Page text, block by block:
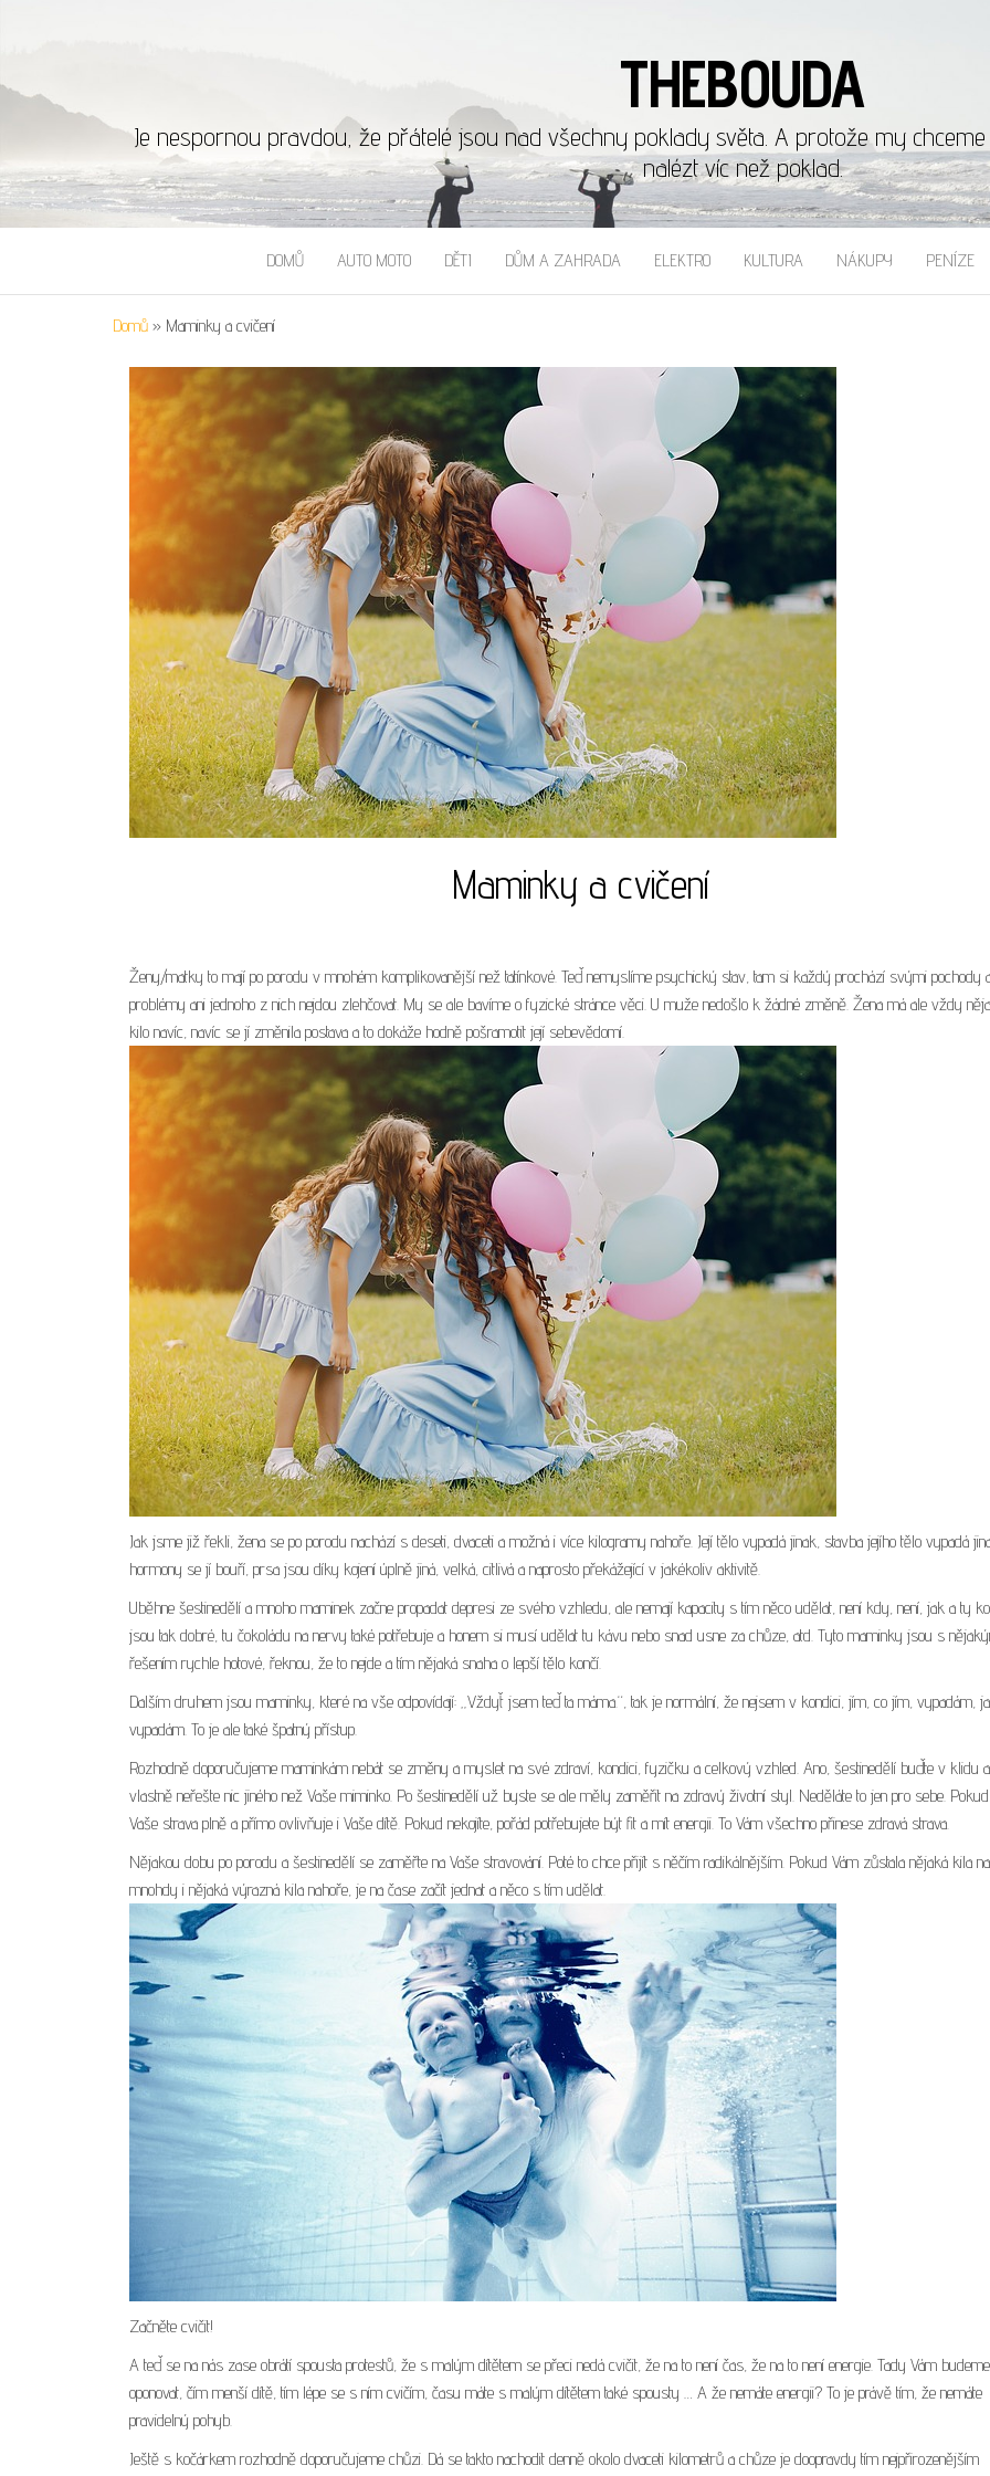
THEBOUDA
Je nespornou pravdou, že přátelé jsou nad všechny poklady světa. A protože my
nalézt víc než poklad.
DOMŮ AUTO MOTO DĚTI DŮM A ZAHRADA ELEKTRO KULTURA NÁKUPY PENÍZE
Domů » Maminky a cvičení
Maminky a cvičení
Ženy/matky to mají po porodu v mnohém komplikovanější než tatínkové. Teď nemyslíme psychický stav, tam si každý prochází svými pochody
problémy ani jednoho z nich nejdou zlehčovat. My se ale bavíme o fyzické stránce věci. U muže nedošlo k žádné změně. Žena má ale vždy
kilo navíc, navíc se jí změnila postava a to dokáže hodně pošramotit její sebevědomí.
Jak jsme již řekli, žena se po porodu nachází s deseti, dvaceti a možná i více kilogramy nahoře. Její tělo vypadá jinak, stavba jejího tělo vypadá
hormony se jí bouří, prsa jsou díky kojení úplně jiná, velká, citlivá a naprosto překážející v jakékoliv aktivitě.
Uběhne šestinedělí a mnoho maminek začne propadat depresi ze svého vzhledu, ale nemají kapacity s tím něco udělat, není kdy, není, jak a ty
jsou tak dobré, tu čokoládu na nervy také potřebuje a honem si musí udělat tu kávu nebo snad usne za chůze, atd. Tyto maminky jsou s
řešením rychle hotové, řeknou, že to nejde a tím nějaká snaha o lepší tělo končí.
Dalším druhem jsou maminky, které na vše odpovídají: „Vždyť jsem teď ta máma.“, tak je normální, že nejsem v kondici, jím, co jím, vypadám,
vypadám. To je ale také špatný přístup.
Rozhodně doporučujeme maminkám nebát se změny a myslet na své zdraví, kondici, fyzičku a celkový vzhled. Ano, šestinedělí buďte v klidu a
vlastně neřešte nic jiného než Vaše miminko. Po šestinedělí už byste se ale měly zaměřit na zdravý životní styl. Neděláte to jen pro sebe.
Vaše strava plně a přímo ovlivňuje i Vaše dítě. Pokud nekojíte, pořád potřebujete být fit a mít energii. To Vám všechno přinese zdravá strava.
Nějakou dobu po porodu a šestinedělí se zaměřte na Vaše stravování. Poté to chce přijít s něčím radikálnějším. Pokud Vám zůstala nějaká kila
mnohdy i nějaká výrazná kila nahoře, je na čase začít jednat a něco s tím udělat.
Začněte cvičit!
A teď se na nás zase obrátí spousta protestů, že s malým dítětem se přeci nedá cvičit, že na to není čas, že na to není energie. Tady Vám budeme
oponovat, čím menší dítě, tím lépe se s ním cvičím, času máte s malým dítětem také spousty … A že nemáte energii? To je právě tím, že nemáte
pravidelný pohyb.
Ještě s kočárkem rozhodně doporučujeme chůzi. Dá se takto nachodit denně okolo dvaceti kilometrů a chůze je doopravdy tím nejpřirozenějším